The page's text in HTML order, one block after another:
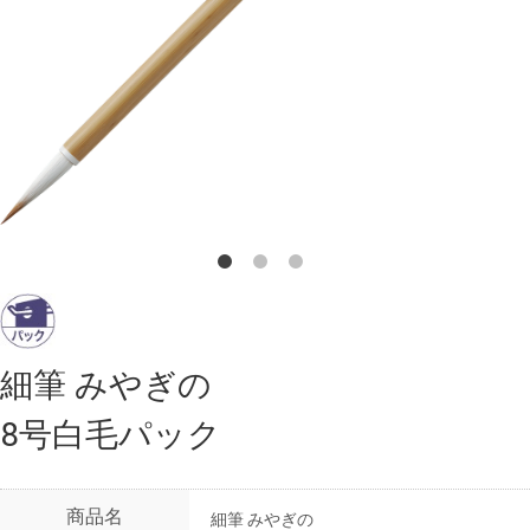
細筆 みやぎの
8号白毛パック
商品名 細筆 みやぎの